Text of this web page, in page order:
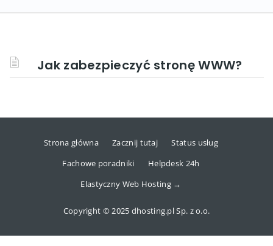
Jak zabezpieczyć stronę WWW?
Strona główna Zacznij tutaj
Status usług
Fachowe poradniki
Helpdesk 24h
Elastyczny Web Hosting →
Copyright © 2025 dhosting.pl Sp. z o.o.